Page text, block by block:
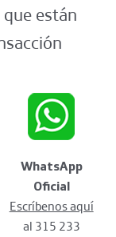
están
WhatsApp
Oficial
Escríbenos aquí
al 315 233